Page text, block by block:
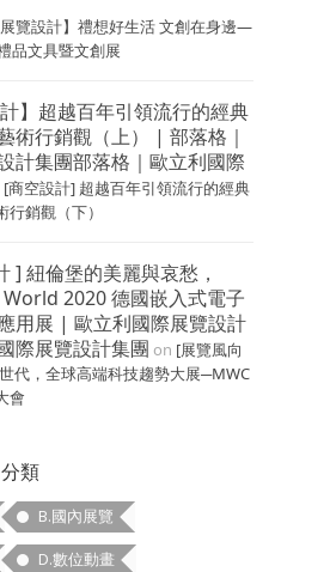
展覽設計】禮想好生活 文創在身邊—
品文具暨文創展
計】超越百年引領流行的經典
術行銷觀（上） | 部落格｜
計集團部落格｜歐立利國際
[商空設計] 超越百年引領流行的經典
銷觀（下）
] 紐倫堡的美麗與哀愁，
2020 德國嵌入式電子
用展 | 歐立利國際展覽設計
際展覽設計集團 on [展覽風向
代，全球高端科技趨勢大展─MWC
會
類
B.國內展覽
D.數位動畫